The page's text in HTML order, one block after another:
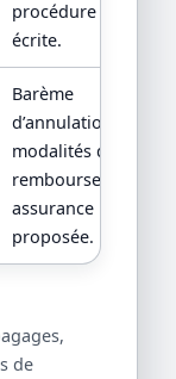
procédure
écrite.
Barème
d’annulation,
modalités de
remboursement,
assurance
proposée.
de